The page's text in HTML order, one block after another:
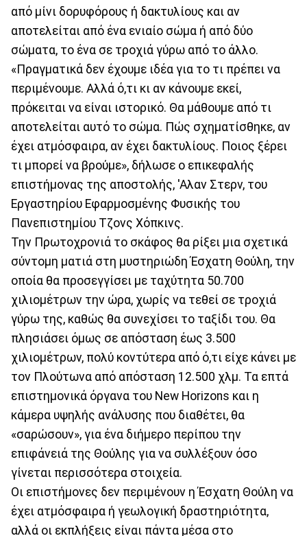
από μίνι δορυφόρους ή δακτυλίους και αν
αποτελείται από ένα ενιαίο σώμα ή από δύο
σώματα, το ένα σε τροχιά γύρω από το άλλο.
«Πραγματικά δεν έχουμε ιδέα για το τι πρέπει να
περιμένουμε. Αλλά ό,τι κι αν κάνουμε εκεί,
πρόκειται να είναι ιστορικό. Θα μάθουμε από τι
αποτελείται αυτό το σώμα. Πώς σχηματίσθηκε, αν
έχει ατμόσφαιρα, αν έχει δακτυλίους. Ποιος ξέρει
τι μπορεί να βρούμε», δήλωσε ο επικεφαλής
επιστήμονας της αποστολής, 'Αλαν Στερν, του
Εργαστηρίου Εφαρμοσμένης Φυσικής του
Πανεπιστημίου Τζονς Χόπκινς.
Την Πρωτοχρονιά το σκάφος θα ρίξει μια σχετικά
σύντομη ματιά στη μυστηριώδη Έσχατη Θούλη, την
οποία θα προσεγγίσει με ταχύτητα 50.700
χιλιομέτρων την ώρα, χωρίς να τεθεί σε τροχιά
γύρω της, καθώς θα συνεχίσει το ταξίδι του. Θα
πλησιάσει όμως σε απόσταση έως 3.500
χιλιομέτρων, πολύ κοντύτερα από ό,τι είχε κάνει με
τον Πλούτωνα από απόσταση 12.500 χλμ. Τα επτά
επιστημονικά όργανα του New Horizons και η
κάμερα υψηλής ανάλυσης που διαθέτει, θα
«σαρώσουν», για ένα διήμερο περίπου την
επιφάνειά της Θούλης για να συλλέξουν όσο
γίνεται περισσότερα στοιχεία.
Οι επιστήμονες δεν περιμένουν η Έσχατη Θούλη να
έχει ατμόσφαιρα ή γεωλογική δραστηριότητα,
αλλά οι εκπλήξεις είναι πάντα μέσα στο